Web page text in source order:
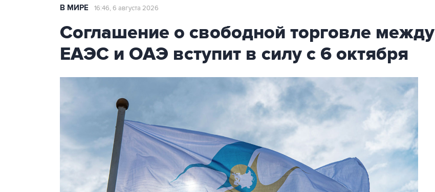
В МИРЕ 16:46, 6 августа 2026
Соглашение о свободной торговле между
ЕАЭС и ОАЭ вступит в силу с 6 октября